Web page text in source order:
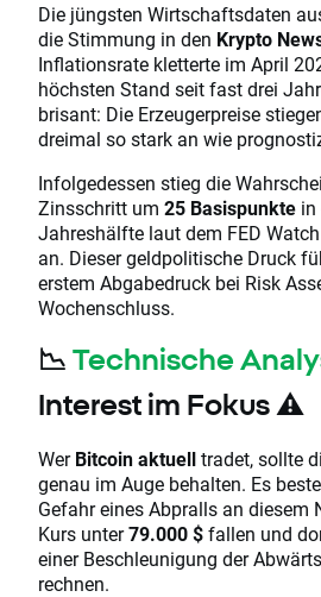
Die jüngsten Wirtschaftsdaten
die Stimmung in den Krypto
Inflationsrate kletterte im April
höchsten Stand seit fast drei
brisant: Die Erzeugerpreise
dreimal so stark an wie
Infolgedessen stieg die
Zinsschritt um 25 Basispunkte in
Jahreshälfte laut dem FED
an. Dieser geldpolitische Druck
erstem Abgabedruck bei Risk
Wochenschluss.
📉 Technische
Interest im Fokus ⚠️
WerBitcoin aktuelltradet, sollte
genau im Auge behalten. Es
Gefahr eines Abpralls an diesem
Kurs unter79.000 $fallen und
einer Beschleunigung der
rechnen.